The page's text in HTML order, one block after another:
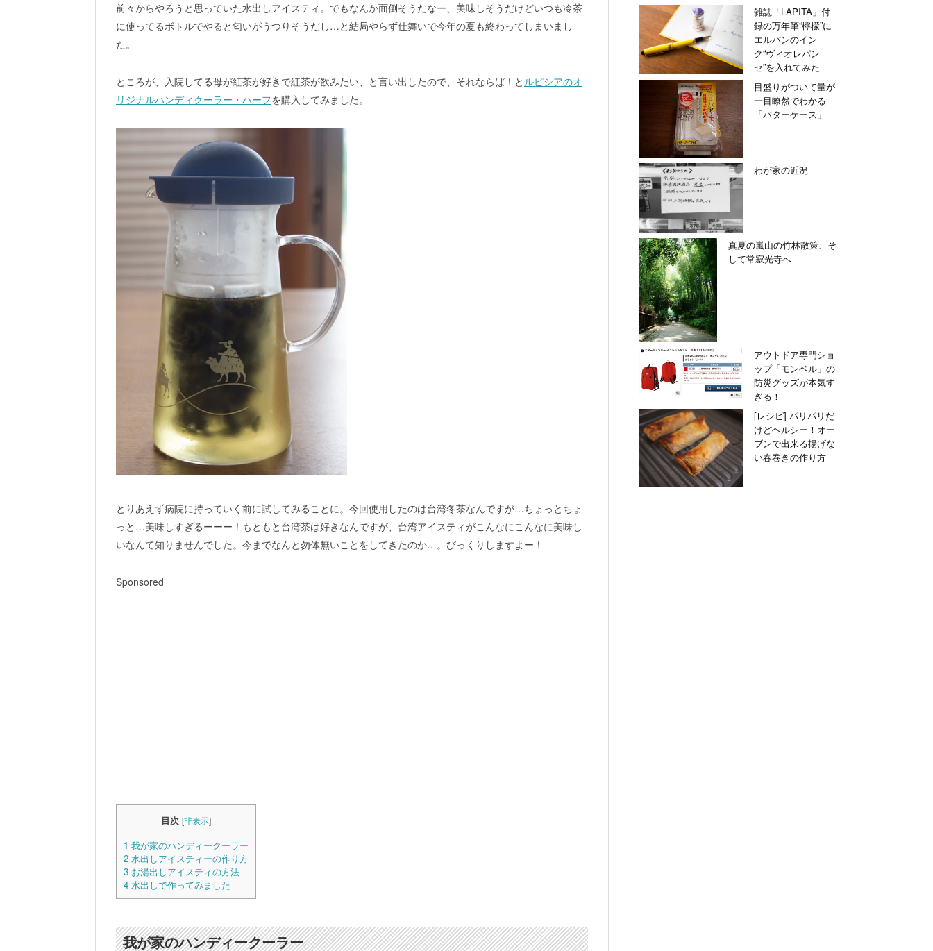
前々からやろうと思っていた水出しアイスティ。でもなんか面倒そうだなー、美味しそうだけどいつも冷茶
に使ってるボトルでやると匂いがうつりそうだし…と結局やらず仕舞いで今年の夏も終わってしまいまし
た。
ところが、入院してる母が紅茶が好きで紅茶が飲みたい、と言い出したので、それならば！と ルピシアのオ
リジナルハンディクーラー・ハーフを購入してみました。
とりあえず病院に持っていく前に試してみることに。今回使用したのは台湾冬茶なんですが…ちょっとちょ
っと…美味しすぎるーーー！もともと台湾茶は好きなんですが、台湾アイスティがこんなにこんなに美味し
いなんて知りませんでした。今までなんと勿体無いことをしてきたのか…。びっくりしますよー！
Sponsored
目次 [非表示]
1 我が家のハンディークーラー
2 水出しアイスティーの作り方
3 お湯出しアイスティの方法
4 水出しで作ってみました
我が家のハンディークーラー
雑誌「LAPITA」付
録の万年筆“檸檬”に
エルバンのイン
ク“ヴィオレパン
セ”を入れてみた
目盛りがついて量が
一目瞭然でわかる
「バターケース」
わが家の近況
真夏の嵐山の竹林散策、そ
して常寂光寺へ
アウトドア専門ショ
ップ「モンベル」の
防災グッズが本気す
ぎる！
[レシピ] パリパリだ
けどヘルシー！オー
ブンで出来る揚げな
い春巻きの作り方